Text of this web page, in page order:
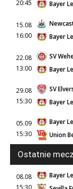
20:45
Bayer
15.08
16:00
Bayer
22.08
13:00
SV
Bayer
29.08
15:30
SV
Bayer
05.09
15:30
Bayer
Union
Ostatnie
08.08
15:30
Bayer